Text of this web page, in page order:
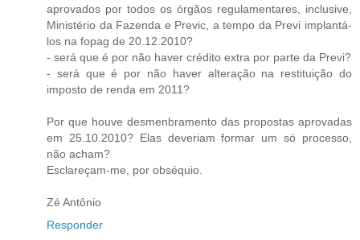
aprovados por todos os órgãos regulamentares, inclusive,
Ministério da Fazenda e Previc, a tempo da Previ implantá-
los na fopag de 20.12.2010?
- será que é por não haver crédito extra por parte da Previ?
- será que é por não haver alteração na restituição do
imposto de renda em 2011?
Por que houve desmenbramento das propostas aprovadas
em 25.10.2010? Elas deveriam formar um só processo,
não acham?
Esclareçam-me, por obséquio.
Zé Antônio
Responder